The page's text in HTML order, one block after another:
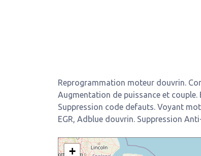
Reprogrammation moteur douvrin.
Augmentation de puissance et
Suppression code defauts. Voyant
EGR, Adblue douvrin. Suppression
+